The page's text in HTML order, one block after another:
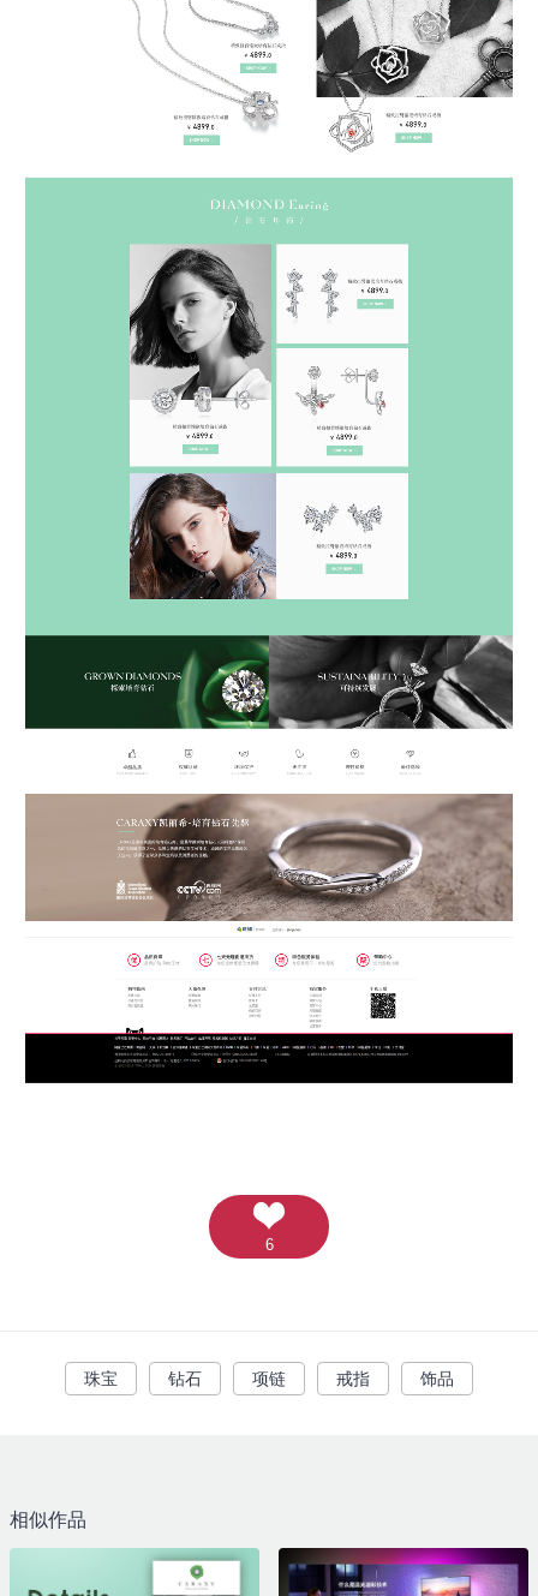
6
珠宝 钻石 项链 戒指 饰品
相似作品